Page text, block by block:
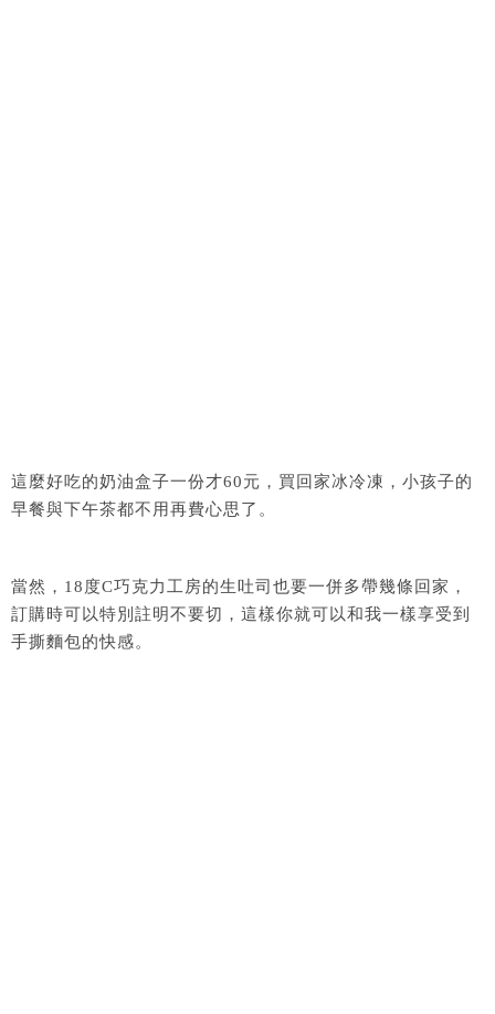
這麼好吃的奶油盒子一份才60元，買回家冰冷凍，小孩子的
早餐與下午茶都不用再費心思了。
當然，18度C巧克力工房的生吐司也要一併多帶幾條回家，
訂購時可以特別註明不要切，這樣你就可以和我一樣享受到
手撕麵包的快感。